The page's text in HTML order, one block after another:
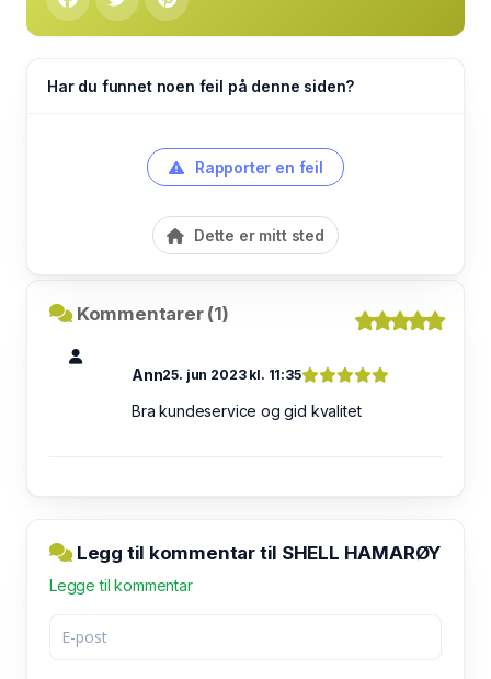
Har du funnet noen feil på denne siden?
Rapporter en feil
Dette er mitt sted
Kommentarer (1)
Ann25. jun 2023 kl. 11:35
Bra kundeservice og gid kvalitet
Legg til kommentar til SHELL HAMARØY
Legge til kommentar